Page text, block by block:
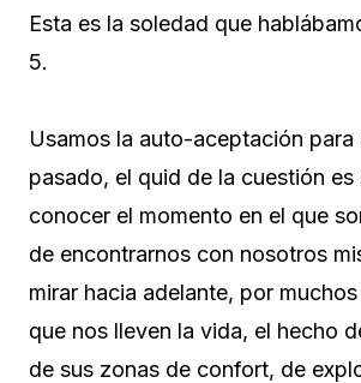
Esta es la soledad que
5.
Usamos la auto-aceptación para
pasado, el quid de la cuestión es
conocer el momento en el que
de encontrarnos con nosotros
mirar hacia adelante, por
que nos lleven la vida, el hecho
de sus zonas de confort, de